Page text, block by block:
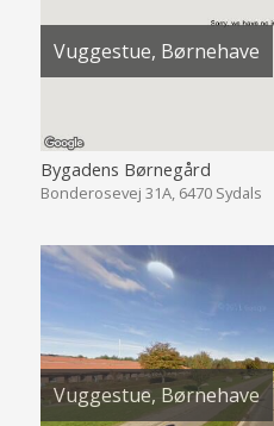
Vuggestue, Børnehave
Bygadens Børnegård
Bonderosevej 31A, 6470 Sydals
Vuggestue, Børnehave